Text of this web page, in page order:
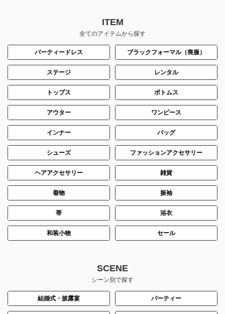
ITEM
全てのアイテムから探す
パーティードレス ブラックフォーマル（喪服）
ステージ レンタル
トップス ボトムス
アウター ワンピース
インナー バッグ
シューズ ファッションアクセサリー
ヘアアクセサリー 雑貨
着物 振袖
帯 浴衣
和装小物 セール
SCENE
シーン別で探す
結婚式・披露宴 パーティー